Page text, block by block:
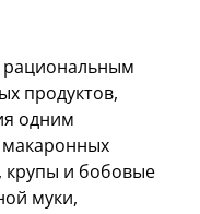
рациональным
продуктов,
одним
крупы и бобовые
муки,